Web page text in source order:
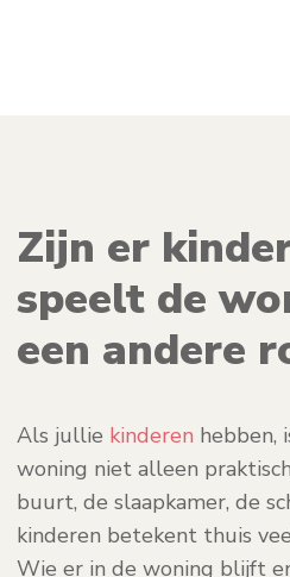
Zijn er
speelt de
een andere
Als jullie kinderen hebben,
woning niet alleen
buurt, de slaapkamer, de
kinderen betekent thuis
Wie er in de woning blijft